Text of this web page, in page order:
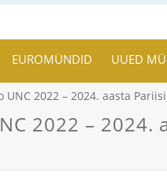
EUROMÜNDID UUED
UNC 2022 – 2024. aasta
2022 –